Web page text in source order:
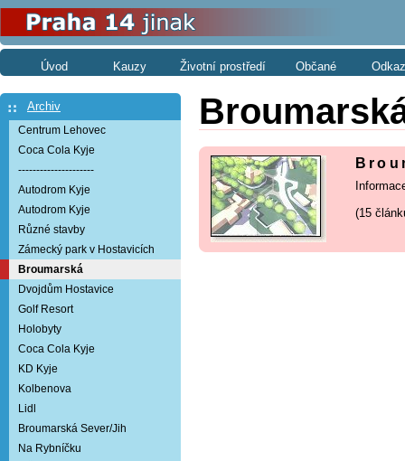
Úvod Kauzy Životní prostředí Občané
Archiv
Centrum Lehovec
Coca Cola Kyje
---------------------
Autodrom Kyje
Autodrom Kyje
Různé stavby
Zámecký park v Hostavicích
Broumarská
Dvojdům Hostavice
Golf Resort
Holobyty
Coca Cola Kyje
KD Kyje
Kolbenova
Lidl
Broumarská Sever/Jih
Na Rybníčku
(15